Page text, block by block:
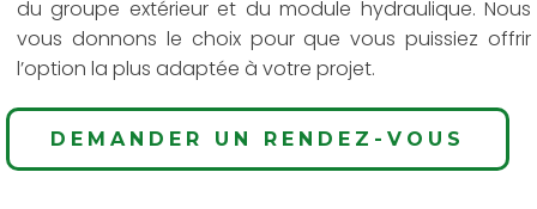
du groupe extérieur et du module hydraulique. Nous
vous donnons le choix pour que vous puissiez offrir
l’option la plus adaptée à votre projet.
DEMANDER UN RENDEZ-VOUS